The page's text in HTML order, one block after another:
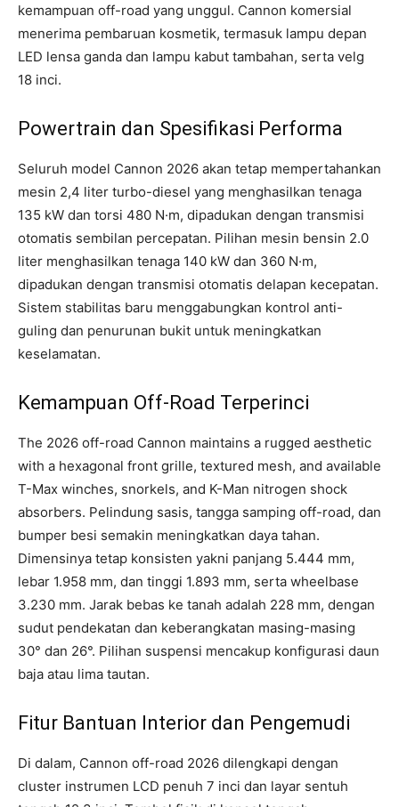
kemampuan off-road yang unggul. Cannon komersial
menerima pembaruan kosmetik, termasuk lampu depan
LED lensa ganda dan lampu kabut tambahan, serta velg
18 inci.
Powertrain dan Spesifikasi Performa
Seluruh model Cannon 2026 akan tetap mempertahankan
mesin 2,4 liter turbo-diesel yang menghasilkan tenaga
135 kW dan torsi 480 N·m, dipadukan dengan transmisi
otomatis sembilan percepatan. Pilihan mesin bensin 2.0
liter menghasilkan tenaga 140 kW dan 360 N·m,
dipadukan dengan transmisi otomatis delapan kecepatan.
Sistem stabilitas baru menggabungkan kontrol anti-
guling dan penurunan bukit untuk meningkatkan
keselamatan.
Kemampuan Off-Road Terperinci
The 2026 off-road Cannon maintains a rugged aesthetic
with a hexagonal front grille, textured mesh, and available
T-Max winches, snorkels, and K-Man nitrogen shock
absorbers. Pelindung sasis, tangga samping off-road, dan
bumper besi semakin meningkatkan daya tahan.
Dimensinya tetap konsisten yakni panjang 5.444 mm,
lebar 1.958 mm, dan tinggi 1.893 mm, serta wheelbase
3.230 mm. Jarak bebas ke tanah adalah 228 mm, dengan
sudut pendekatan dan keberangkatan masing-masing
30° dan 26°. Pilihan suspensi mencakup konfigurasi daun
baja atau lima tautan.
Fitur Bantuan Interior dan Pengemudi
Di dalam, Cannon off-road 2026 dilengkapi dengan
cluster instrumen LCD penuh 7 inci dan layar sentuh